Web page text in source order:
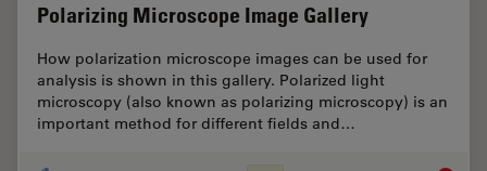
Polarizing Microscope Image Gallery
How polarization microscope images can be used for
analysis is shown in this gallery. Polarized light
microscopy (also known as polarizing microscopy) is an
important method for different fields and…